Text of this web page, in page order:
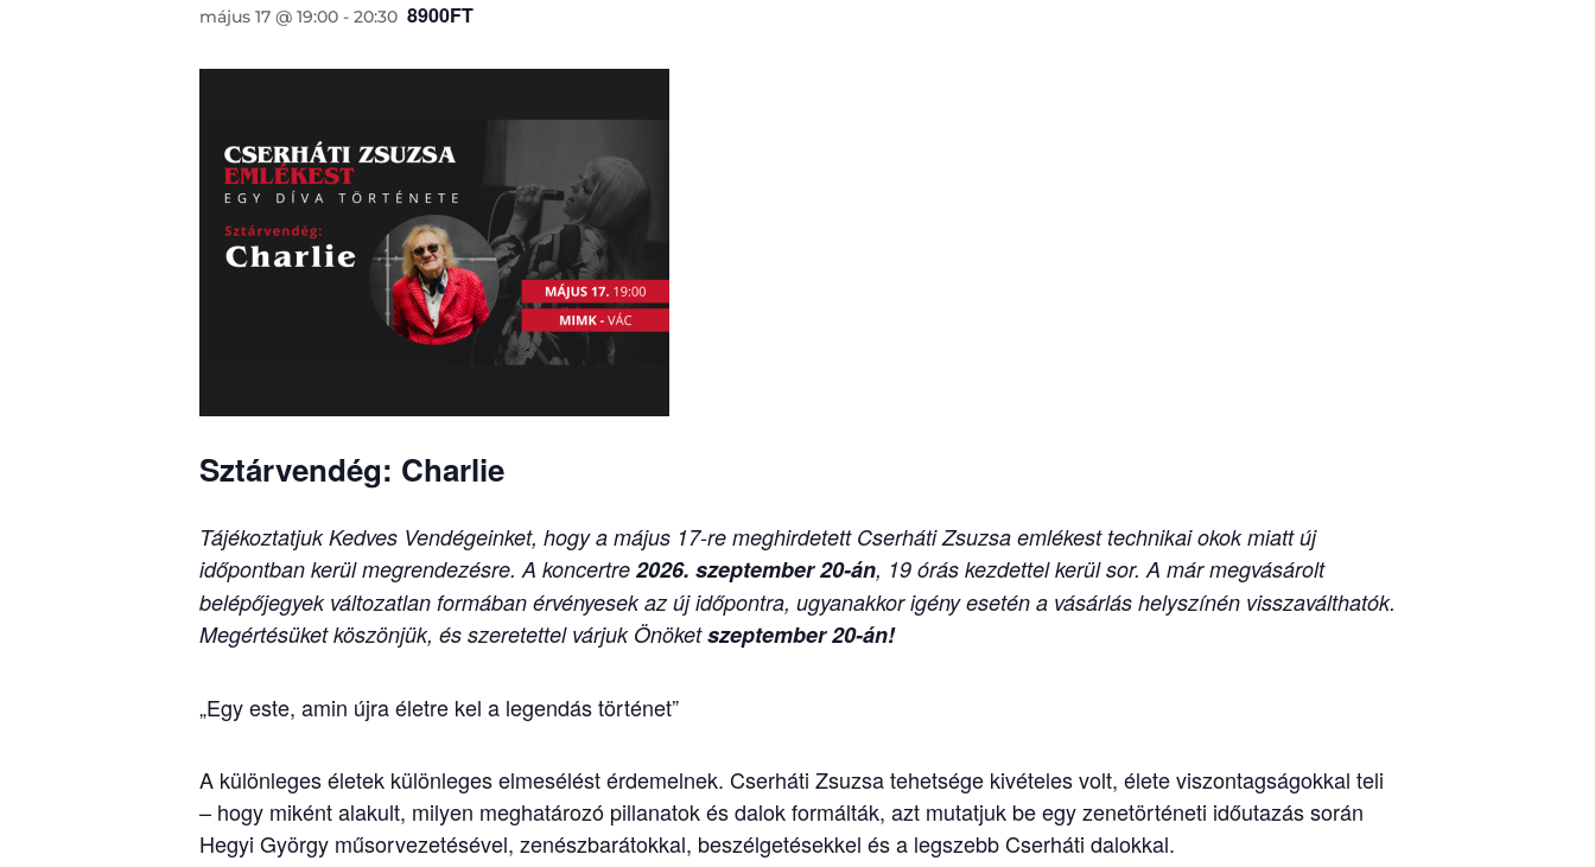
május 17 @ 19:00 - 20:30 8900FT
Sztárvendég: Charlie
Tájékoztatjuk Kedves Vendégeinket, hogy a május 17-re meghirdetett Cserháti Zsuzsa emlékest technikai okok miatt új
időpontban kerül megrendezésre. A koncertre 2026. szeptember 20-án, 19 órás kezdettel kerül sor. A már megvásárolt
belépőjegyek változatlan formában érvényesek az új időpontra, ugyanakkor igény esetén a vásárlás helyszínén visszaválthatók.
Megértésüket köszönjük, és szeretettel várjuk Önöketszeptember 20-án!
„Egy este, amin újra életre kel a legendás történet”
A különleges életek különleges elmesélést érdemelnek. Cserháti Zsuzsa tehetsége kivételes volt, élete viszontagságokkal teli
– hogy miként alakult, milyen meghatározó pillanatok és dalok formálták, azt mutatjuk be egy zenetörténeti időutazás során
Hegyi György műsorvezetésével, zenészbarátokkal, beszélgetésekkel és a legszebb Cserháti dalokkal.